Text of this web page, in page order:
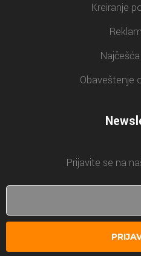
Kreiranje
Obaveštenje
Prijavite se na